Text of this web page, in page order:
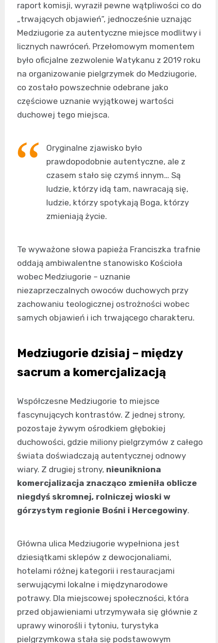
raport komisji, wyraził pewne wątpliwości co do
„trwających objawień”, jednocześnie uznając
Medziugorie za autentyczne miejsce modlitwy i
licznych nawróceń. Przełomowym momentem
było oficjalne zezwolenie Watykanu z 2019 roku
na organizowanie pielgrzymek do Medziugorie,
co zostało powszechnie odebrane jako
częściowe uznanie wyjątkowej wartości
duchowej tego miejsca.
Oryginalne zjawisko było
prawdopodobnie autentyczne, ale z
czasem stało się czymś innym… Są
ludzie, którzy idą tam, nawracają się,
ludzie, którzy spotykają Boga, którzy
zmieniają życie.
Te wyważone słowa papieża Franciszka trafnie
oddają ambiwalentne stanowisko Kościoła
wobec Medziugorie – uznanie
niezaprzeczalnych owoców duchowych przy
zachowaniu teologicznej ostrożności wobec
samych objawień i ich trwającego charakteru.
Medziugorie dzisiaj – między
sacrum a komercjalizacją
Współczesne Medziugorie to miejsce
fascynujących kontrastów. Z jednej strony,
pozostaje żywym ośrodkiem głębokiej
duchowości, gdzie miliony pielgrzymów z całego
świata doświadczają autentycznej odnowy
wiary. Z drugiej strony, nieunikniona
komercjalizacja znacząco zmieniła oblicze
niegdyś skromnej, rolniczej wioski w
górzystym regionie Bośni i Hercegowiny.
Główna ulica Medziugorie wypełniona jest
dziesiątkami sklepów z dewocjonaliami,
hotelami różnej kategorii i restauracjami
serwującymi lokalne i międzynarodowe
potrawy. Dla miejscowej społeczności, która
przed objawieniami utrzymywała się głównie z
uprawy winorośli i tytoniu, turystyka
pielgrzymkowa stała się podstawowym